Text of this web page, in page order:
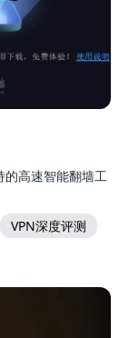
的高速智能翻墙工
VPN深度评测